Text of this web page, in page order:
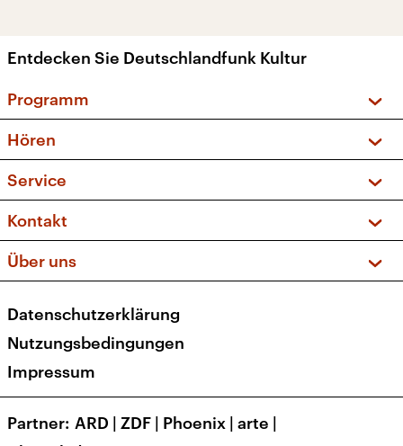
Entdecken Sie Deutschlandfunk Kultur
Programm
Sendungen und Podcasts
Musikliste
Kakadu – Das Kinderprogramm
Hören
Frequenzen (UKW + DAB+)
Service
FAQ
Apps
Newsletter
Veranstaltungen
Kontakt
Social Media
Über uns
Presse
Karriere
Transparenz
Datenschutzerklärung
Nutzungsbedingungen
Impressum
Partner ARD | ZDF | Phoenix | arte |